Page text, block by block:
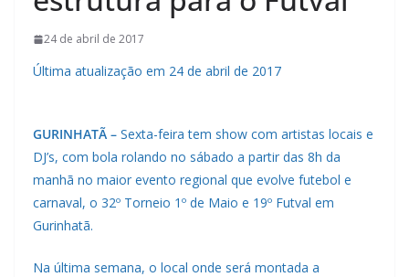
24 de abril de 2017
Última atualização em 24 de abril de 2017
GURINHATÃ – Sexta-feira tem show com artistas locais e
DJ’s, com bola rolando no sábado a partir das 8h da
manhã no maior evento regional que evolve futebol e
carnaval, o 32º Torneio 1º de Maio e 19º Futval em
Gurinhatã.
Na última semana, o local onde será montada a